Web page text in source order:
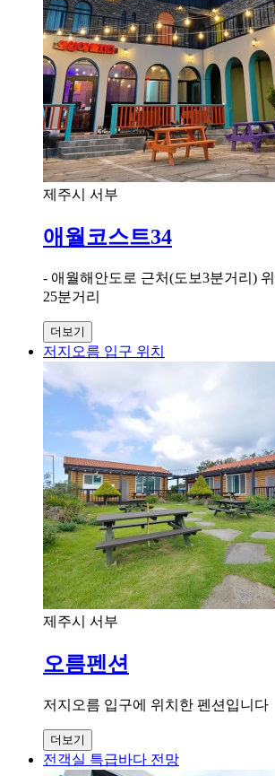
제주시 서부
애월코스트34
- 애월해안도로 근처(도보3분거리)
25분거리
더보기
저지오름 입구 위치
제주시 서부
오름펜션
저지오름 입구에 위치한 펜션입니다
더보기
전객실 특급바다 전망